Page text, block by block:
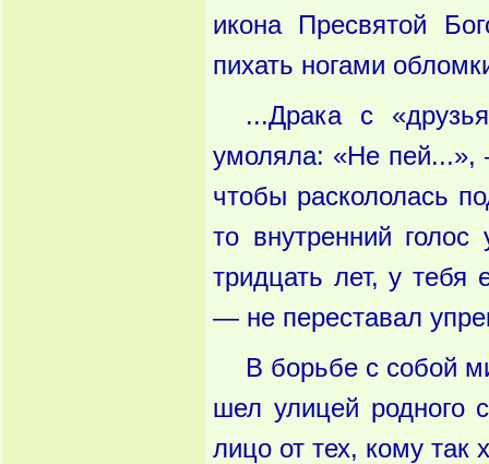
икона Пресвятой
пихать ногами
...Драка с
умоляла: «Не пей...»,
чтобы раскололась
то внутренний
тридцать лет, у
— не переставал
В борьбе с собой
шел улицей родного
лицо от тех, кому так